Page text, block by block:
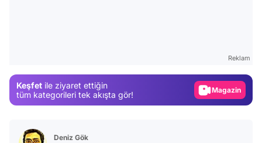
Reklam
Keşfet ile ziyaret ettiğin
tüm kategorileri tek akışta gör!
Magazin
Deniz Gök